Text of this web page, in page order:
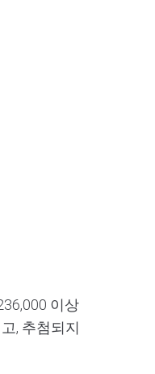
이상
, 추첨되지